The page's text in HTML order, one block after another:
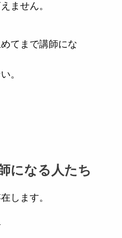
ません。
てまで講師にな
。
になる人たち
します。